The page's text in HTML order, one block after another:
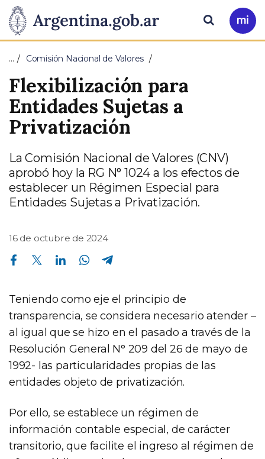
Presidencia
de
la
Nación
Pasar al contenido principal
Ir
a
Buscar
… Comisión Nacional de Valores
Flexibilización para
Entidades Sujetas a
Privatización
La Comisión Nacional de Valores (CNV)
aprobó hoy la RG N° 1024 a los efectos de
establecer un Régimen Especial para
Entidades Sujetas a Privatización.
16 de octubre de 2024
Compartir en Facebook Compartir en Twitter Compartir en Linkedin Compartir en Whatsapp
Teniendo como eje el principio de
transparencia, se considera necesario atender –
al igual que se hizo en el pasado a través de la
Resolución General N° 209 del 26 de mayo de
1992- las particularidades propias de las
entidades objeto de privatización.
Por ello, se establece un régimen de
información contable especial, de carácter
transitorio, que facilite el ingreso al régimen de